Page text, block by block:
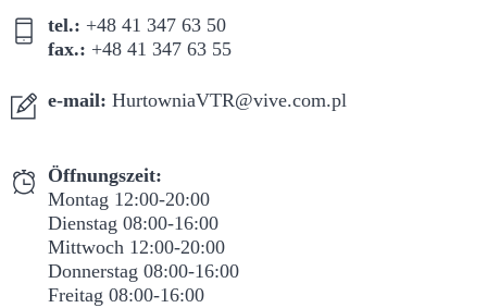
tel.: +48 41 347 63 50
fax.: +48 41 347 63 55
e-mail: HurtowniaVTR@vive.com.pl
Öffnungszeit:
Montag 12:00-20:00
Dienstag 08:00-16:00
Mittwoch 12:00-20:00
Donnerstag 08:00-16:00
Freitag 08:00-16:00